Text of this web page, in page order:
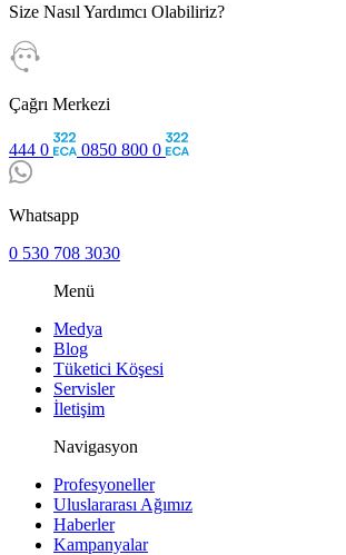
Size Nasıl Yardımcı Olabiliriz?
Çağrı Merkezi
444 0 0850 800 0
Whatsapp
0 530 708 3030
Menü
Medya
Blog
Tüketici Köşesi
Servisler
İletişim
Navigasyon
Profesyoneller
Uluslararası Ağımız
Haberler
Kampanyalar